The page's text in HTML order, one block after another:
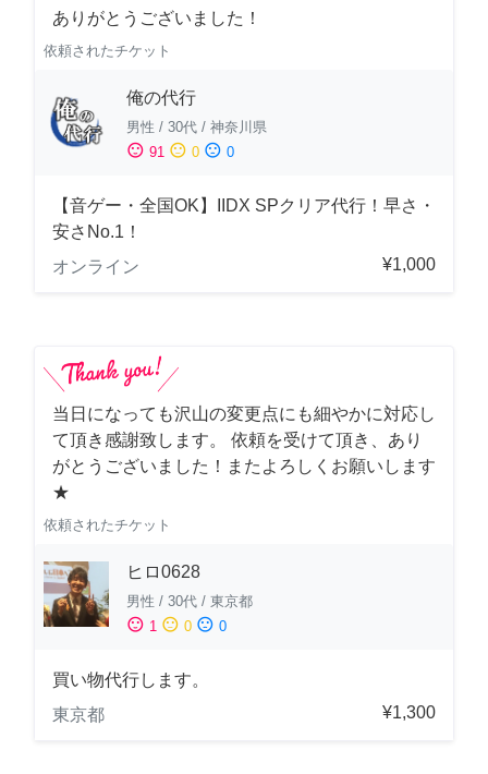
ありがとうございました！
依頼されたチケット
俺の代行
男性 / 30代 / 神奈川県
sentiment_satisfied 91 sentiment_neutral 0 sentiment_dissatisfied 0
【音ゲー・全国OK】IIDX SPクリア代行！早さ・
安さNo.1！
オンライン
¥1,000
当日になっても沢山の変更点にも細やかに対応し
て頂き感謝致します。 依頼を受けて頂き、あり
がとうございました！またよろしくお願いします
★
依頼されたチケット
ヒロ0628
男性 / 30代 / 東京都
sentiment_satisfied 1 sentiment_neutral 0 sentiment_dissatisfied 0
買い物代行します。
東京都
¥1,300